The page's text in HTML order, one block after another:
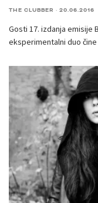
THE CLUBBER · 20.06.2016
Gosti 17. izdanja emisije
eksperimentalni duo čine